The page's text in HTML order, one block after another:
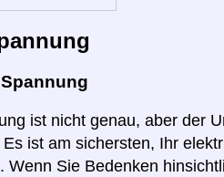
ist nicht genau, aber der
ist am sichersten, Ihr
Wenn Sie Bedenken